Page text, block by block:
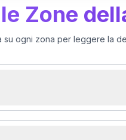
Zone
su ogni zona per leggere la